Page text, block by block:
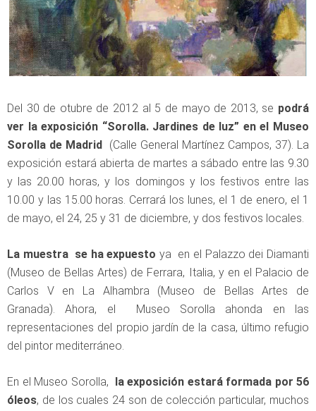
Del 30 de otubre de 2012 al 5 de mayo de 2013, se podrá
ver la exposición “Sorolla. Jardines de luz” en el Museo
Sorolla de Madrid (Calle General Martínez Campos, 37). La
exposición estará abierta de martes a sábado entre las 9.30
y las 20.00 horas, y los domingos y los festivos entre las
10.00 y las 15.00 horas. Cerrará los lunes, el 1 de enero, el 1
de mayo, el 24, 25 y 31 de diciembre, y dos festivos locales.
La muestra se ha expuesto ya en el Palazzo dei Diamanti
(Museo de Bellas Artes) de Ferrara, Italia, y en el Palacio de
Carlos V en La Alhambra (Museo de Bellas Artes de
Granada). Ahora, el Museo Sorolla ahonda en las
representaciones del propio jardín de la casa, último refugio
del pintor mediterráneo.
En el Museo Sorolla,
la exposición estará formada por 56
óleos, de los cuales 24 son de colección particular, muchos